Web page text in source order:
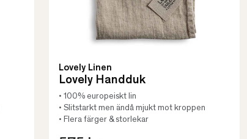
Lovely Linen
Lovely Handduk
• 100% europeiskt lin
• Slitstarkt men ändå mjukt mot kroppen
• Flera färger & storlekar